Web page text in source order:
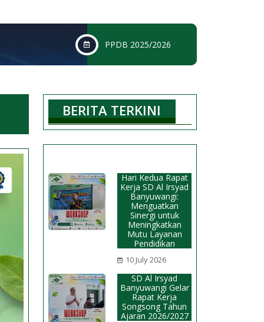
PPDB 2025/2026
BERITA TERKINI
Hari Kedua Rapat
Kerja SD Al Irsyad
Banyuwangi:
Menguatkan
Sinergi untuk
Meningkatkan
Mutu Layanan
Pendidikan
10 July 2026
SD Al Irsyad
Banyuwangi Gelar
Rapat Kerja
Songsong Tahun
Ajaran 2026/2027